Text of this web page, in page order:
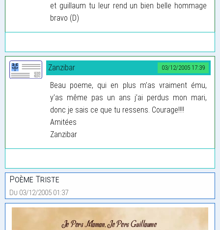
et guillaum tu leur rend un bien belle hommage
bravo (D)
03/12/2005 17:39
Zanzibar
Beau poeme, qui en plus m’as vraiment ému,
y’as même pas un ans j’ai perdus mon mari,
donc je sais ce que tu ressens. Courage!!!!
Amitées
Zanzibar
Poème Triste
Du 03/12/2005 01:37